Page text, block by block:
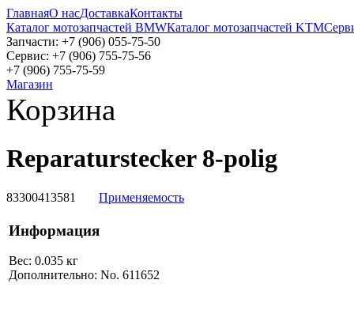
ГлавнаяО насДоставкаКонтакты
Каталог мотозапчастей BMWКаталог мотозапчастей KTM
Запчасти: +7 (906) 055-75-50
Сервис: +7 (906) 755-75-56
+7 (906) 755-75-59
Магазин
Корзина
Reparaturstecker 8-polig
83300413581 Применяемость
Информация
Вес: 0.035 кг
Дополнительно: No. 611652